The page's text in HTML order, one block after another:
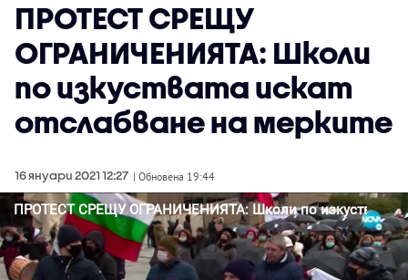
ПРОТЕСТ СРЕЩУ
ОГРАНИЧЕНИЯТА: Школи
по изкуствата искат
отслабване на мерките
16 януари 2021 12:27 | Обновена 19:44